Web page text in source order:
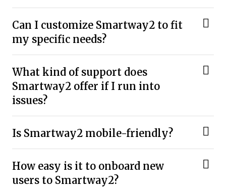
Can I customize Smartway2 to fit
my specific needs?
What kind of support does
Smartway2 offer if I run into
issues?
Is Smartway2 mobile-friendly?
How easy is it to onboard new
users to Smartway2?